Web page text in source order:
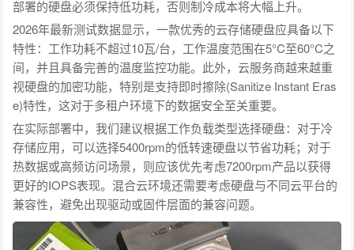
部署的硬盘必须保持低功耗，否则制冷成本将大幅上升。
2026年最新测试数据显示，一款优秀的云存储硬盘应具备以下
特性：工作功耗不超过10瓦/台，工作温度范围在5°C至60°C之
间，并且具备完善的温度监控功能。此外，云服务商越来越重
视硬盘的加密功能，特别是支持即时擦除(Sanitize Instant Eras
e)特性，这对于多租户环境下的数据安全至关重要。
在实际部署中，我们建议根据工作负载类型选择硬盘：对于冷
存储应用，可以选择5400rpm的低转速硬盘以节省功耗；对于
热数据或高频访问场景，则应该优先考虑7200rpm产品以获得
更好的IOPS表现。混合云环境还需要考虑硬盘与不同云平台的
兼容性，避免出现驱动或固件层面的兼容问题。